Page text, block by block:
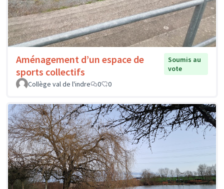
Aménagement d’un espace de
sports collectifs
Soumis au
vote
Collège val de l'indre
0 0